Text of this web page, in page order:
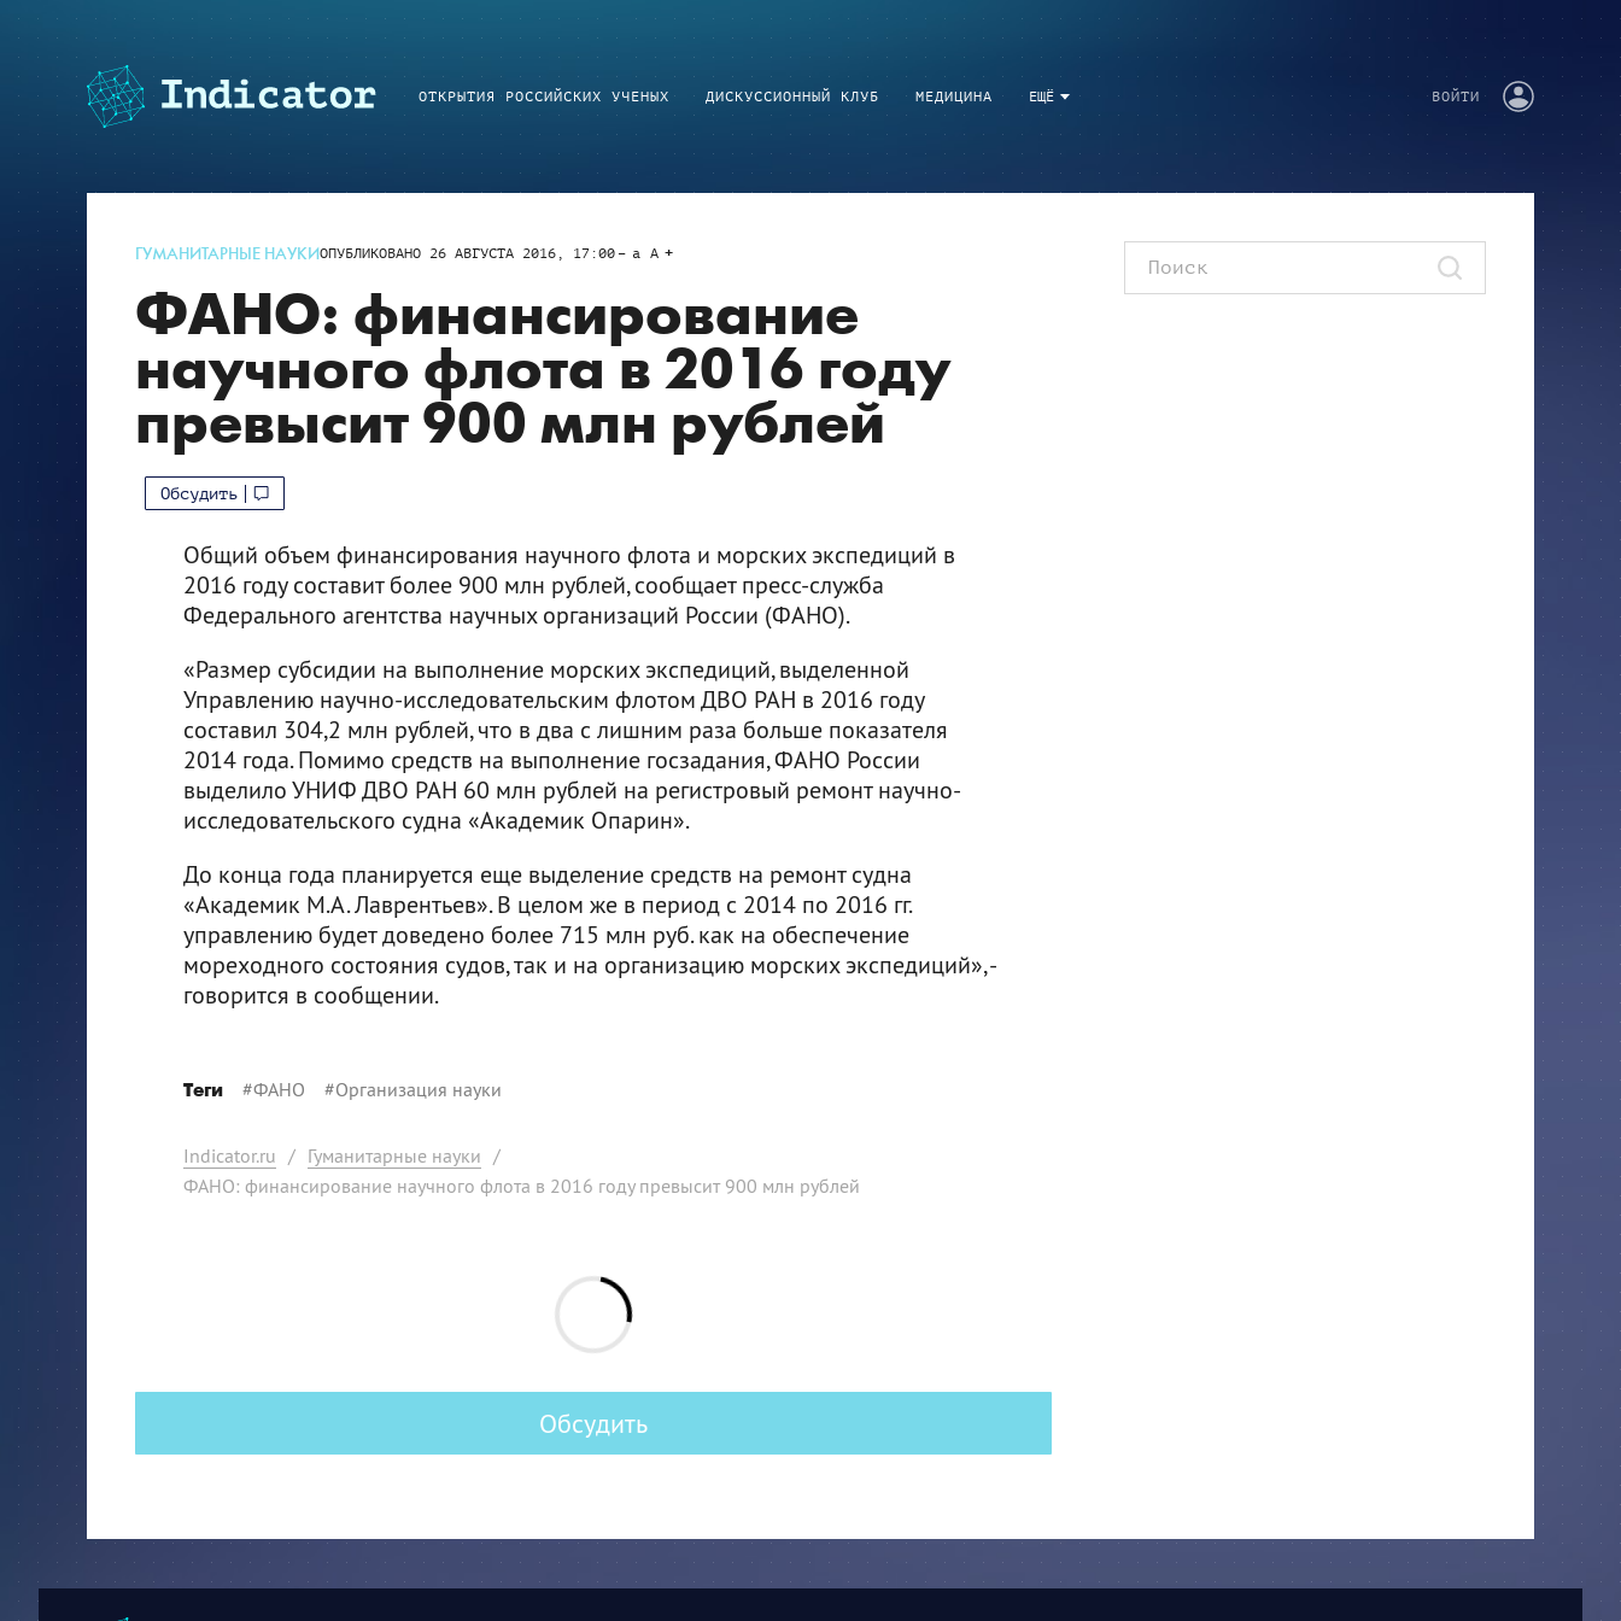
ЕЩЁ
ОТКРЫТИЯ РОССИЙСКИХ УЧЕНЫХ ДИСКУССИОННЫЙ КЛУБ МЕДИЦИНА ВОЙТИ
ГУМАНИТАРНЫЕ НАУКИОПУБЛИКОВАНО 26 АВГУСТА 2016, 17:00 a A
ФАНО: финансирование
научного флота в 2016 году
превысит 900 млн рублей
Обсудить
Общий объем финансирования научного флота и морских экспедиций в
2016 году составит более 900 млн рублей, сообщает пресс-служба
Федерального агентства научных организаций России (ФАНО).
«Размер субсидии на выполнение морских экспедиций, выделенной
Управлению научно-исследовательским флотом ДВО РАН в 2016 году
составил 304,2 млн рублей, что в два с лишним раза больше показателя
2014 года. Помимо средств на выполнение госзадания, ФАНО России
выделило УНИФ ДВО РАН 60 млн рублей на регистровый ремонт научно-
исследовательского судна «Академик Опарин».
До конца года планируется еще выделение средств на ремонт судна
«Академик М.А. Лаврентьев». В целом же в период с 2014 по 2016 гг.
управлению будет доведено более 715 млн руб. как на обеспечение
мореходного состояния судов, так и на организацию морских экспедиций», -
говорится в сообщении.
Теги #ФАНО #Организация науки
Indicator.ru / Гуманитарные науки /
ФАНО: финансирование научного флота в 2016 году превысит 900 млн рублей
Обсудить